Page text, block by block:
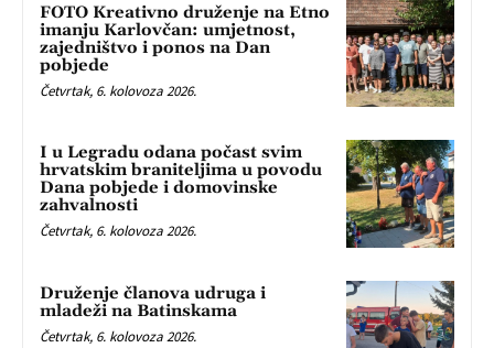
FOTO Kreativno druženje na Etno
imanju Karlovčan: umjetnost,
zajedništvo i ponos na Dan
pobjede
Četvrtak, 6. kolovoza 2026.
I u Legradu odana počast svim
hrvatskim braniteljima u povodu
Dana pobjede i domovinske
zahvalnosti
Četvrtak, 6. kolovoza 2026.
Druženje članova udruga i
mladeži na Batinskama
Četvrtak, 6. kolovoza 2026.